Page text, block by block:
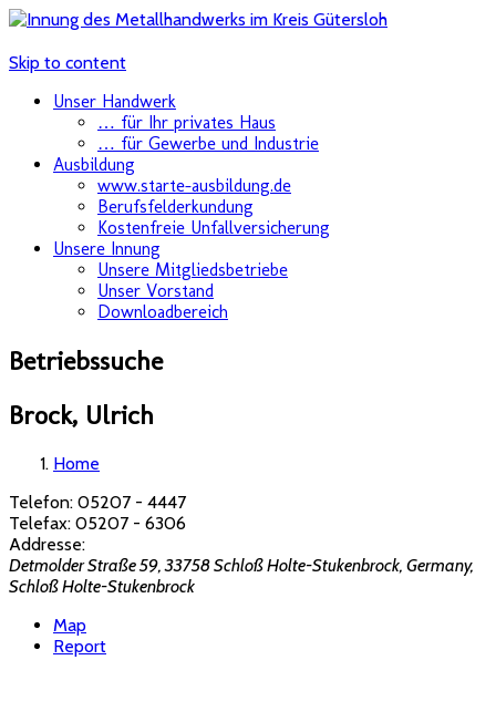
Skip to content
Unser Handwerk
… für Ihr privates Haus
… für Gewerbe und Industrie
Ausbildung
www.starte-ausbildung.de
Berufsfelderkundung
Kostenfreie Unfallversicherung
Unsere Innung
Unsere Mitgliedsbetriebe
Unser Vorstand
Downloadbereich
Betriebssuche
Brock, Ulrich
Home
Telefon: 05207 - 4447
Telefax: 05207 - 6306
Addresse:
Detmolder Straße 59, 33758 Schloß Holte-Stukenbrock, Germany,
Schloß Holte-Stukenbrock
Map
Report